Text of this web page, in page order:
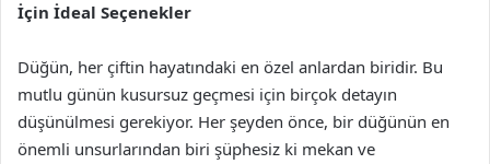
İçin İdeal Seçenekler
Düğün, her çiftin hayatındaki en özel anlardan biridir. Bu
mutlu günün kusursuz geçmesi için birçok detayın
düşünülmesi gerekiyor. Her şeyden önce, bir düğünün en
önemli unsurlarından biri şüphesiz ki mekan ve